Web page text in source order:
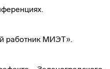
работник МИЭТ».